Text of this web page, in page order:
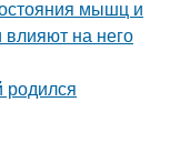
мышц и
на него
родился